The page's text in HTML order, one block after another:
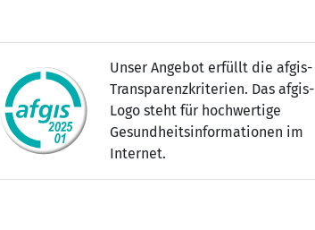
Unser Angebot erfüllt die afgis-
Transparenzkriterien. Das afgis-
Logo steht für hochwertige
Gesundheitsinformationen im
Internet.